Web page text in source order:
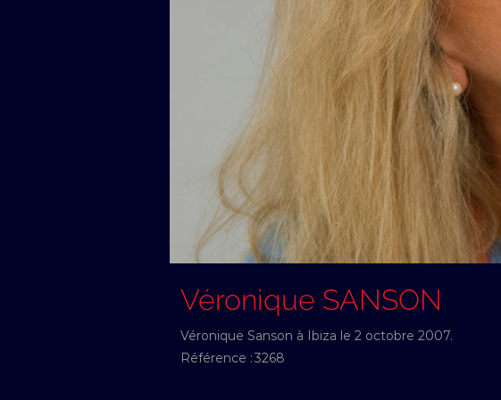
Véronique SANSON
Véronique Sanson à Ibiza le 2 octobre 2007.
Référence :3268